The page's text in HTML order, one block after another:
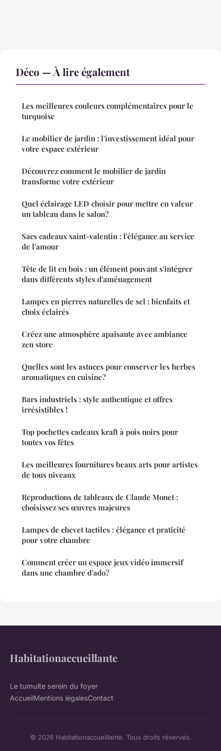
Déco — À lire également
Les meilleures couleurs complémentaires pour le
turquoise
Le mobilier de jardin : l'investissement idéal pour
votre espace extérieur
Découvrez comment le mobilier de jardin
transforme votre extérieur
Quel éclairage LED choisir pour mettre en valeur
un tableau dans le salon?
Sacs cadeaux saint-valentin : l'élégance au service
de l'amour
Tête de lit en bois : un élément pouvant s'intégrer
dans différents styles d'aménagement
Lampes en pierres naturelles de sel : bienfaits et
choix éclairés
Créez une atmosphère apaisante avec ambiance
zen store
Quelles sont les astuces pour conserver les herbes
aromatiques en cuisine?
Bars industriels : style authentique et offres
irrésistibles !
Top pochettes cadeaux kraft à pois noirs pour
toutes vos fêtes
Les meilleures fournitures beaux arts pour artistes
de tous niveaux
Reproductions de tableaux de Claude Monet :
choisissez ses œuvres majeures
Lampes de chevet tactiles : élégance et praticité
pour votre chambre
Comment créer un espace jeux vidéo immersif
dans une chambre d'ado?
Habitationaccueillante
Le tumulte serein du foyer
AccueilMentions légalesContact
© 2026 Habitationaccueillante. Tous droits réservés.